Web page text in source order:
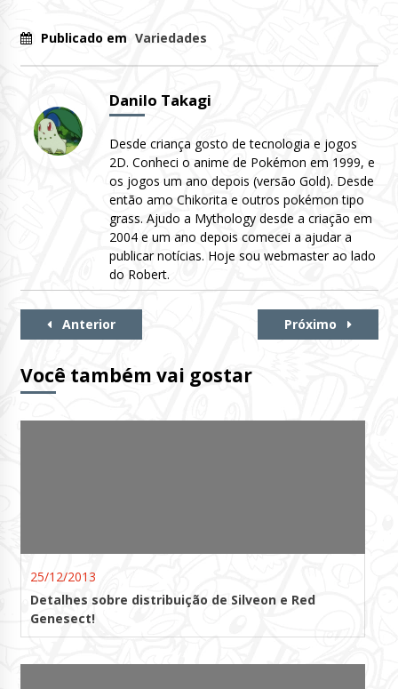
Publicado em Variedades
Danilo Takagi
Desde criança gosto de tecnologia e jogos
2D. Conheci o anime de Pokémon em 1999, e
os jogos um ano depois (versão Gold). Desde
então amo Chikorita e outros pokémon tipo
grass. Ajudo a Mythology desde a criação em
2004 e um ano depois comecei a ajudar a
publicar notícias. Hoje sou webmaster ao lado
do Robert.
Continue
Anterior Próximo
Você também vai gostar
25/12/2013
Detalhes sobre distribuição de Silveon e Red
Genesect!